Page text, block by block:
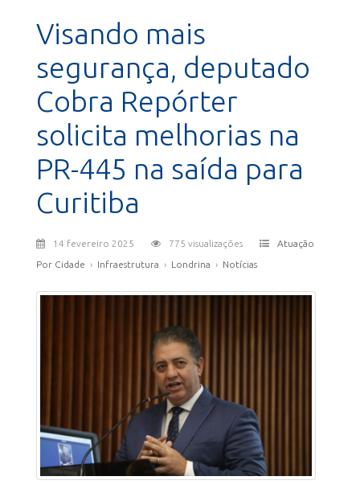
Visando mais
segurança, deputado
Cobra Repórter
solicita melhorias na
PR-445 na saída para
Curitiba
14 fevereiro 2025 775 visualizações
Atuação
Por Cidade › Infraestrutura › Londrina › Notícias